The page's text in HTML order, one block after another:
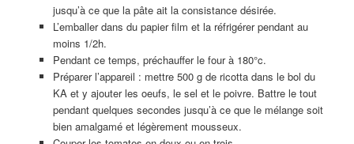
jusqu’à ce que la pâte ait la consistance désirée.
L’emballer dans du papier film et la réfrigérer pendant au
moins 1/2h.
Pendant ce temps, préchauffer le four à 180°c.
Préparer l’appareil : mettre 500 g de ricotta dans le bol du
KA et y ajouter les oeufs, le sel et le poivre. Battre le tout
pendant quelques secondes jusqu’à ce que le mélange soit
bien amalgamé et légèrement mousseux.